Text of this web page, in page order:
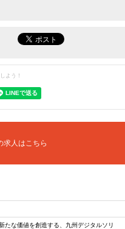
新情報をお届けします。
よう！
求人はこちら
たな価値を創造する、九州デジタルソリ